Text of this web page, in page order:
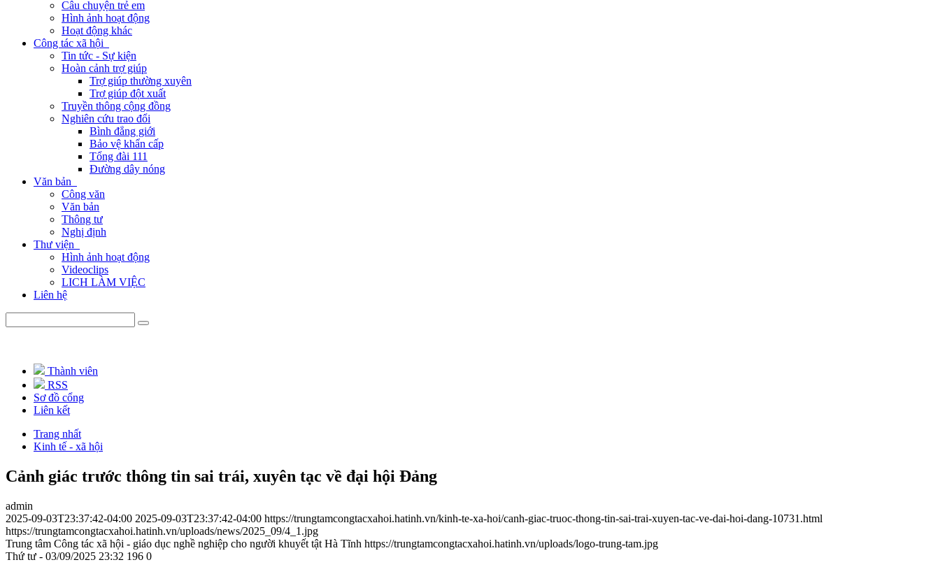
Câu chuyện trẻ em
Hình ảnh hoạt động
Hoạt động khác
Công tác xã hội
Tin tức - Sự kiện
Hoàn cảnh trợ giúp
Trợ giúp thường xuyên
Trợ giúp đột xuất
Truyền thông cộng đồng
Nghiên cứu trao đổi
Bình đẳng giới
Bảo vệ khẩn cấp
Tổng đài 111
Đường dây nóng
Văn bản
Công văn
Văn bản
Thông tư
Nghị định
Thư viện
Hình ảnh hoạt động
Videoclips
LICH LÀM VIỆC
Liên hệ
Thành viên
RSS
Sơ đồ cổng
Liên kết
Trang nhất
Kinh tế - xã hội
Cảnh giác trước thông tin sai trái, xuyên tạc về đại hội Đảng
admin
2025-09-03T23:37:42-04:00 2025-09-03T23:37:42-04:00 https://trungtamcongtacxahoi.hatinh.vn/kinh-te-xa-hoi/canh-giac-truoc-thong-tin-sai-trai-xuyen-tac-ve-dai-hoi-dang-10731.html
https://trungtamcongtacxahoi.hatinh.vn/uploads/news/2025_09/4_1.jpg
Trung tâm Công tác xã hội - giáo dục nghề nghiệp cho người khuyết tật Hà Tĩnh https://trungtamcongtacxahoi.hatinh.vn/uploads/logo-trung-tam.jpg
Thứ tư - 03/09/2025 23:32 196 0